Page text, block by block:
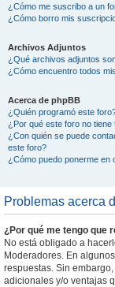
¿Cómo me suscribo a un
¿Cómo borro mis
Archivos Adjuntos
¿Qué archivos adjuntos
¿Cómo encuentro todos
Acerca de phpBB
¿Quién programó este
¿Por qué este foro no tiene
¿Con quién se puede
este foro?
¿Cómo puedo ponerme en
Problemas acerca
¿Por qué me tengo que
No está obligado a
Moderadores. En
respuestas. Sin
adicionales y/o ventajas